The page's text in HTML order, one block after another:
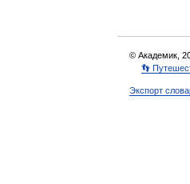
© Академик,
👣
Экспорт